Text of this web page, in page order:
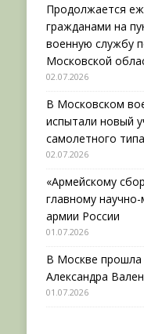
Продолжается
гражданами на
военную службу
Московской
02.07.2026
В Московском
испытали новый
самолетного типа
02.07.2026
«Армейскому
главному
армии России
01.07.2026
В Москве прошла
Александра
01.07.2026